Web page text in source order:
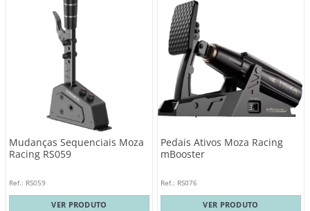
Mudanças Sequenciais Moza
Racing RS059
Ref.: RS059
VER PRODUTO
Pedais Ativos Moza Racing
mBooster
Ref.: RS076
VER PRODUTO